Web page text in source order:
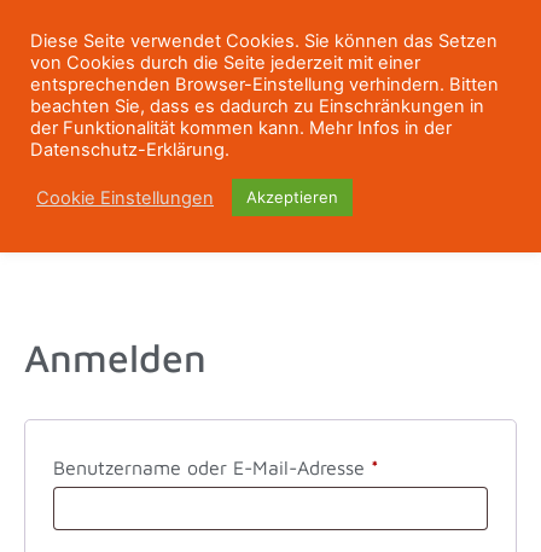
Anmelden
Benutzername oder E-Mail-Adresse *
Diese Seite verwendet Cookies. Sie können das Setzen
von Cookies durch die Seite jederzeit mit einer
entsprechenden Browser-Einstellung verhindern. Bitten
beachten Sie, dass es dadurch zu Einschränkungen in
der Funktionalität kommen kann. Mehr Infos in der
Datenschutz-Erklärung.
Cookie Einstellungen Akzeptieren